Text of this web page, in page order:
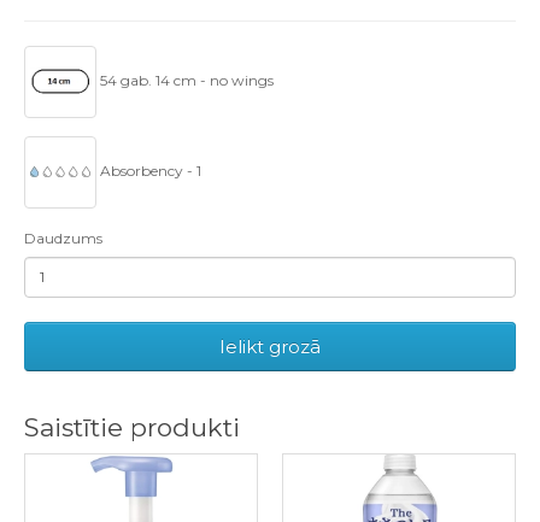
54 gab. 14 cm - no wings
Absorbency - 1
Daudzums
Ielikt grozā
Saistītie produkti